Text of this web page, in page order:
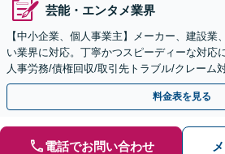
芸能・エンタメ業界
【中小企業、個人事業主】メーカー、建設業
い業界に対応。丁寧かつスピーディーな対応
人事労務/債権回収/取引先トラブル/クレーム
【顧問／スポット対応可】【Web面談可】
料金表を見る
電話でお問い合わせ